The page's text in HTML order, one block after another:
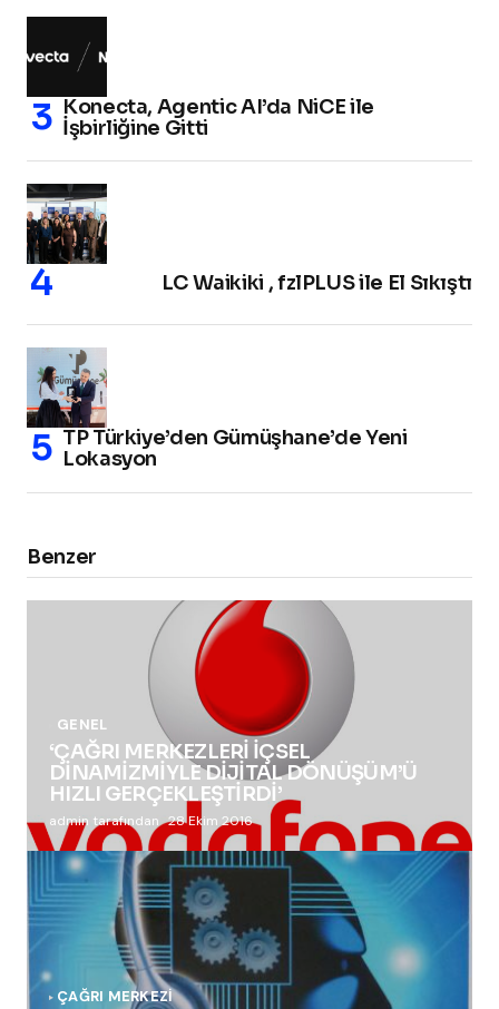
Konecta, Agentic AI’da NiCE ile
İşbirliğine Gitti
LC Waikiki , fzlPLUS ile El Sıkıştı
TP Türkiye’den Gümüşhane’de Yeni
Lokasyon
Benzer
GENEL
‘ÇAĞRI MERKEZLERİ İÇSEL
DİNAMİZMİYLE DİJİTAL DÖNÜŞÜM’Ü
HIZLI GERÇEKLEŞTİRDİ’
admin tarafından 28 Ekim 2016
ÇAĞRI MERKEZI